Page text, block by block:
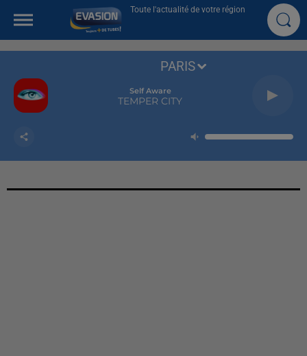
Toute l'actualité de votre région
Self Aware
TEMPER CITY
PARIS